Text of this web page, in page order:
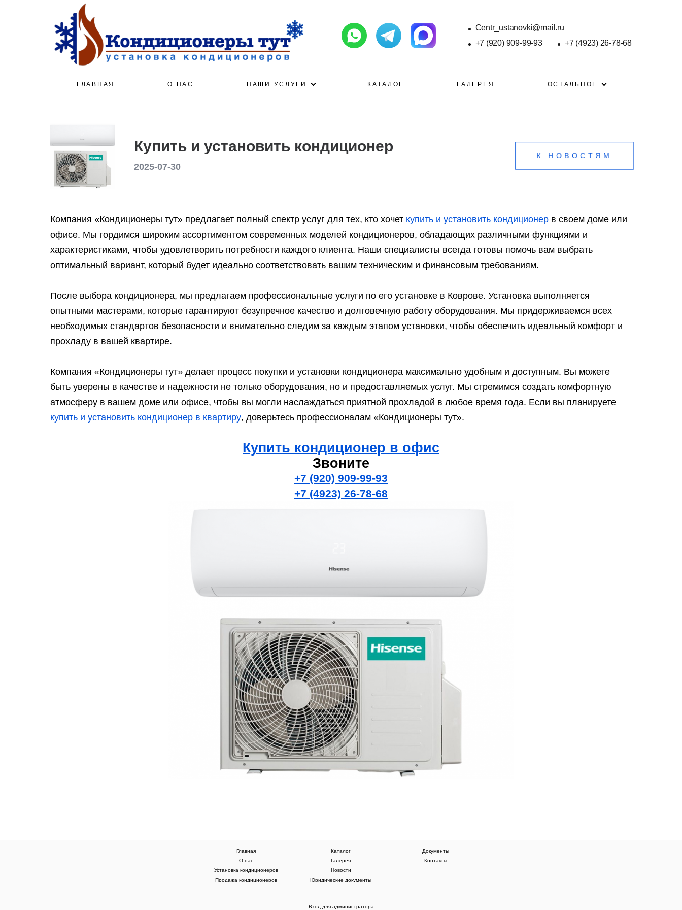
Centr_ustanovki@mail.ru
+7 (920) 909-99-93
+7 (4923) 26-78-68
ГЛАВНАЯ О НАС НАШИ УСЛУГИ КАТАЛОГ ГАЛЕРЕЯ ОСТАЛЬНОЕ
Купить и установить кондиционер
2025-07-30
К НОВОСТЯМ
Компания «Кондиционеры тут» предлагает полный спектр услуг для тех, кто хочет купить и установить кондиционер в своем доме или
офисе. Мы гордимся широким ассортиментом современных моделей кондиционеров, обладающих различными функциями и
характеристиками, чтобы удовлетворить потребности каждого клиента. Наши специалисты всегда готовы помочь вам выбрать
оптимальный вариант, который будет идеально соответствовать вашим техническим и финансовым требованиям.
После выбора кондиционера, мы предлагаем профессиональные услуги по его установке в Коврове. Установка выполняется
опытными мастерами, которые гарантируют безупречное качество и долговечную работу оборудования. Мы придерживаемся всех
необходимых стандартов безопасности и внимательно следим за каждым этапом установки, чтобы обеспечить идеальный комфорт и
прохладу в вашей квартире.
Компания «Кондиционеры тут» делает процесс покупки и установки кондиционера максимально удобным и доступным. Вы можете
быть уверены в качестве и надежности не только оборудования, но и предоставляемых услуг. Мы стремимся создать комфортную
атмосферу в вашем доме или офисе, чтобы вы могли наслаждаться приятной прохладой в любое время года. Если вы планируете
купить и установить кондиционер в квартиру, доверьтесь профессионалам «Кондиционеры тут».
Купить кондиционер в офис
Звоните
+7 (920) 909-99-93
+7 (4923) 26-78-68
Главная
О нас
Установка кондиционеров
Продажа кондиционеров
Каталог
Галерея
Новости
Юридические документы
Документы
Контакты
Вход для администратора